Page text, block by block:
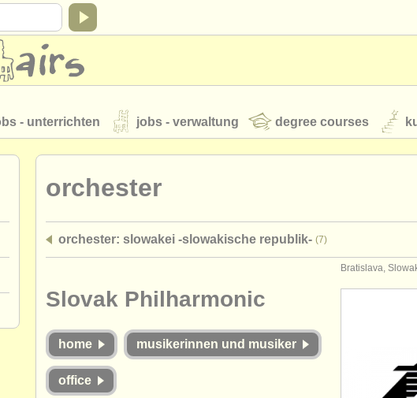
- unterrichten jobs - verwaltung degree courses
gestohlene instrumente
nachrichten in der klassischen musik
orchester
orchester: slowakei -slowakische republik- (7)
Bratislava,
Slovak Philharmonic
home musikerinnen und musiker
office